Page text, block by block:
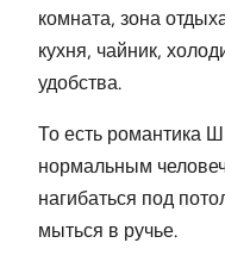
комната, зона
кухня, чайник,
удобства.
То есть романтика
нормальным
нагибаться под
мыться в ручье.